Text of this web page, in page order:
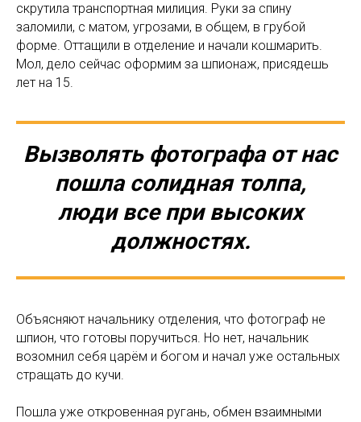
скрутила транспортная милиция. Руки за спину
заломили, с матом, угрозами, в общем, в грубой
форме. Оттащили в отделение и начали кошмарить.
Мол, дело сейчас оформим за шпионаж, присядешь
лет на 15.
Вызволять фотографа от нас
пошла солидная толпа,
люди все при высоких
должностях.
Объясняют начальнику отделения, что фотограф не
шпион, что готовы поручиться. Но нет, начальник
возомнил себя царём и богом и начал уже остальных
стращать до кучи.
Пошла уже откровенная ругань, обмен взаимными